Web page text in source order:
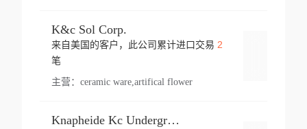
K&c Sol Corp.
来自美国的客户，此公司累计进口交易 2
笔
主营： ceramic ware,artifical flower
Knapheide Kc Underground